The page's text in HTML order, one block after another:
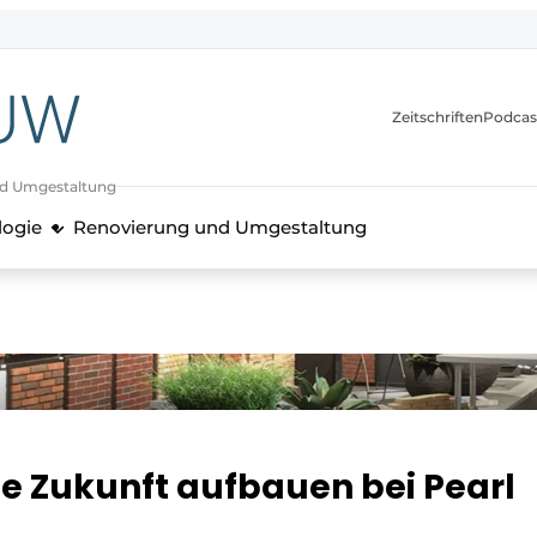
Umgestaltung
Zeitschriften
Renovierung und Umgestaltung
Zukunft aufbauen bei Pearl